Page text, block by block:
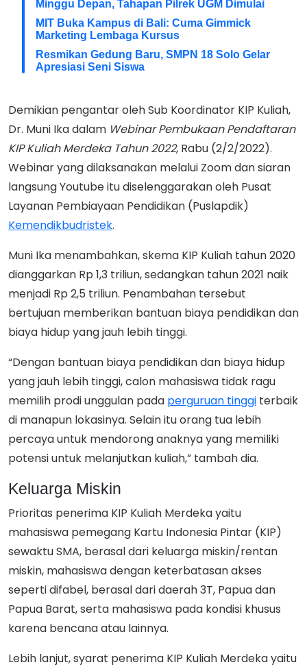
Minggu Depan, Tahapan Pilrek UGM Dimulai
MIT Buka Kampus di Bali: Cuma Gimmick
Marketing Lembaga Kursus
Resmikan Gedung Baru, SMPN 18 Solo Gelar
Apresiasi Seni Siswa
Demikian pengantar oleh Sub Koordinator KIP Kuliah,
Dr. Muni Ika dalam Webinar Pembukaan Pendaftaran
KIP Kuliah Merdeka Tahun 2022, Rabu (2/2/2022).
Webinar yang dilaksanakan melalui Zoom dan siaran
langsung Youtube itu diselenggarakan oleh Pusat
Layanan Pembiayaan Pendidikan (Puslapdik)
Kemendikbudristek.
Muni Ika menambahkan, skema KIP Kuliah tahun 2020
dianggarkan Rp 1,3 triliun, sedangkan tahun 2021 naik
menjadi Rp 2,5 triliun. Penambahan tersebut
bertujuan memberikan bantuan biaya pendidikan dan
biaya hidup yang jauh lebih tinggi.
“Dengan bantuan biaya pendidikan dan biaya hidup
yang jauh lebih tinggi, calon mahasiswa tidak ragu
memilih prodi unggulan pada perguruan tinggi terbaik
di manapun lokasinya. Selain itu orang tua lebih
percaya untuk mendorong anaknya yang memiliki
potensi untuk melanjutkan kuliah,” tambah dia.
Keluarga Miskin
Prioritas penerima KIP Kuliah Merdeka yaitu
mahasiswa pemegang Kartu Indonesia Pintar (KIP)
sewaktu SMA, berasal dari keluarga miskin/rentan
miskin, mahasiswa dengan keterbatasan akses
seperti difabel, berasal dari daerah 3T, Papua dan
Papua Barat, serta mahasiswa pada kondisi khusus
karena bencana atau lainnya.
Lebih lanjut, syarat penerima KIP Kuliah Merdeka yaitu